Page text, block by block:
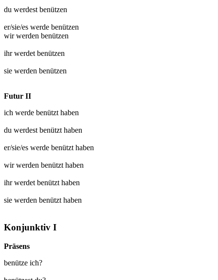
du werdest benützen
er/sie/es werde benützen
wir werden benützen
ihr werdet benützen
sie werden benützen
Futur II
ich werde benützt haben
du werdest benützt haben
er/sie/es werde benützt haben
wir werden benützt haben
ihr werdet benützt haben
sie werden benützt haben
Konjunktiv I
Präsens
benütze ich?